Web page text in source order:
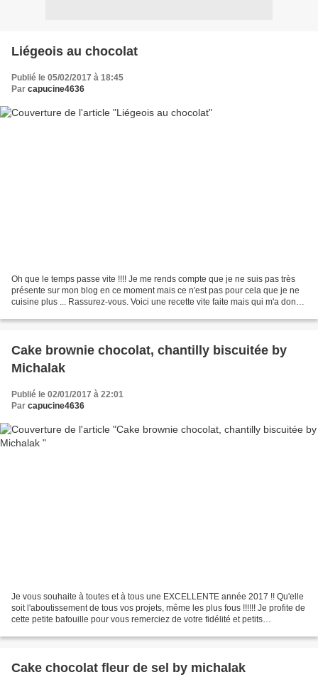
Liégeois au chocolat
Publié le 05/02/2017 à 18:45
Par capucine4636
Oh que le temps passe vite !!!! Je me rends compte que je ne suis pas très
présente sur mon blog en ce moment mais ce n'est pas pour cela que je ne
cuisine plus ... Rassurez-vous. Voici une recette vite faite mais qui m'a donné
Cake brownie chocolat, chantilly biscuitée by
Michalak
Publié le 02/01/2017 à 22:01
Par capucine4636
Je vous souhaite à toutes et à tous une EXCELLENTE année 2017 !! Qu'elle
soit l'aboutissement de tous vos projets, même les plus fous !!!!!! Je profite de
cette petite bafouille pour vous remerciez de votre fidélité et petits
Cake chocolat fleur de sel by michalak